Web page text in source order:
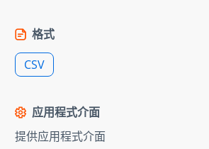
格式
CSV
应用程式介面
提供应用程式介面